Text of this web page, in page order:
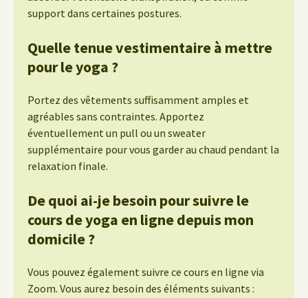
support dans certaines postures.
Quelle tenue vestimentaire à mettre
pour le yoga ?
Portez des vêtements suffisamment amples et
agréables sans contraintes. Apportez
éventuellement un pull ou un sweater
supplémentaire pour vous garder au chaud pendant la
relaxation finale.
De quoi ai-je besoin pour suivre le
cours de yoga en ligne depuis mon
domicile ?
Vous pouvez également suivre ce cours en ligne via
Zoom. Vous aurez besoin des éléments suivants :